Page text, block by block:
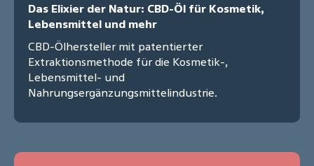
Das Elixier der Natur: CBD-Öl für Kosmetik,
Lebensmittel und mehr
CBD-Ölhersteller mit patentierter
Extraktionsmethode für die Kosmetik-,
Lebensmittel- und
Nahrungsergänzungsmittelindustrie.